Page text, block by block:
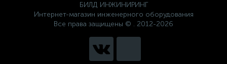
БИЛД ИНЖИНИРИНГ
Интернет-магазин инженерного оборудования
Все права защищены © . 2012-2026